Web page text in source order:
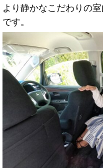
より静かなこだわりの
です。